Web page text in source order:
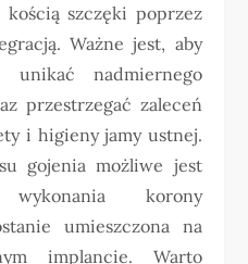
szczęki poprzez
Ważne jest, aby
unikać nadmiernego
przestrzegać zaleceń
i higieny jamy ustnej.
gojenia możliwe jest
korony
umieszczona na
implancie. Warto